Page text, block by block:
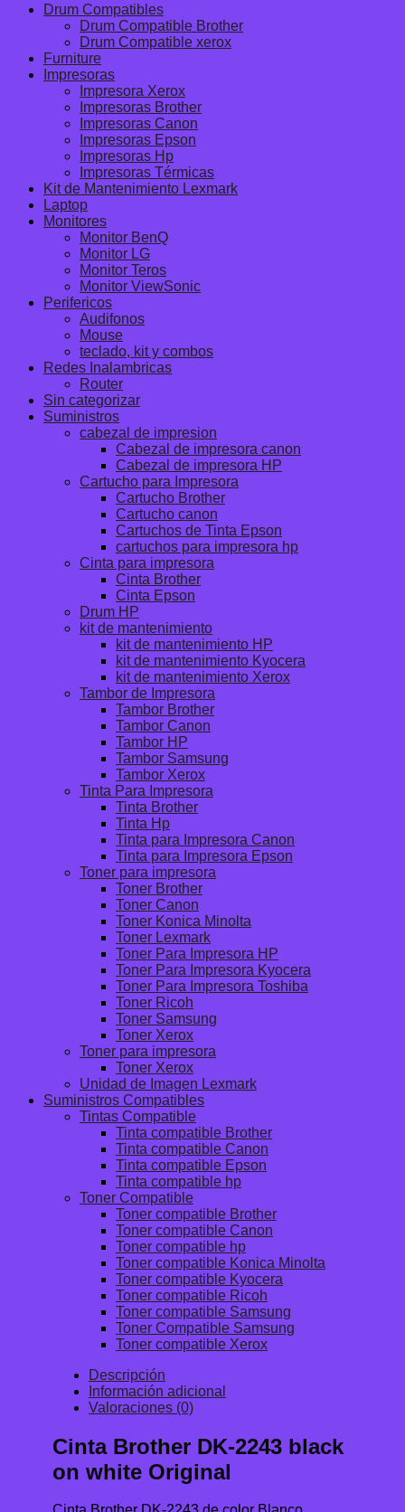
Drum Compatibles
Drum Compatible Brother
Drum Compatible xerox
Furniture
Impresoras
Impresora Xerox
Impresoras Brother
Impresoras Canon
Impresoras Epson
Impresoras Hp
Impresoras Térmicas
Kit de Mantenimiento Lexmark
Laptop
Monitores
Monitor BenQ
Monitor LG
Monitor Teros
Monitor ViewSonic
Perifericos
Audifonos
Mouse
teclado, kit y combos
Redes Inalambricas
Router
Sin categorizar
Suministros
cabezal de impresion
Cabezal de impresora canon
Cabezal de impresora HP
Cartucho para Impresora
Cartucho Brother
Cartucho canon
Cartuchos de Tinta Epson
cartuchos para impresora hp
Cinta para impresora
Cinta Brother
Cinta Epson
Drum HP
kit de mantenimiento
kit de mantenimiento HP
kit de mantenimiento Kyocera
kit de mantenimiento Xerox
Tambor de Impresora
Tambor Brother
Tambor Canon
Tambor HP
Tambor Samsung
Tambor Xerox
Tinta Para Impresora
Tinta Brother
Tinta Hp
Tinta para Impresora Canon
Tinta para Impresora Epson
Toner para impresora
Toner Brother
Toner Canon
Toner Konica Minolta
Toner Lexmark
Toner Para Impresora HP
Toner Para Impresora Kyocera
Toner Para Impresora Toshiba
Toner Ricoh
Toner Samsung
Toner Xerox
Toner para impresora
Toner Xerox
Unidad de Imagen Lexmark
Suministros Compatibles
Tintas Compatible
Tinta compatible Brother
Tinta compatible Canon
Tinta compatible Epson
Tinta compatible hp
Toner Compatible
Toner compatible Brother
Toner compatible Canon
Toner compatible hp
Toner compatible Konica Minolta
Toner compatible Kyocera
Toner compatible Ricoh
Toner compatible Samsung
Toner Compatible Samsung
Toner compatible Xerox
Descripción
Información adicional
Valoraciones (0)
Cinta Brother DK-2243 black
on white Original